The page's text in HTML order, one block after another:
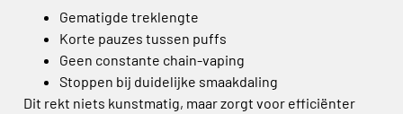
Gematigde treklengte
Korte pauzes tussen puffs
Geen constante chain-vaping
Stoppen bij duidelijke smaakdaling
Dit rekt niets kunstmatig, maar zorgt voor efficiënter